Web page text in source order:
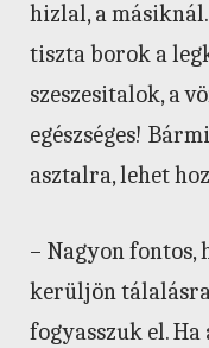
hizlal, a
tiszta borok a
szeszesitalok, a
egészséges!
asztalra, lehet
– Nagyon fontos,
kerüljön
fogyasszuk el.